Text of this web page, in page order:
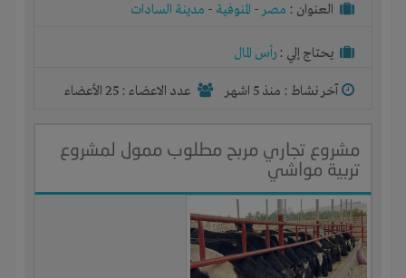
العنوان : مصر- المنوفية - مدينة السادات
يحتاج إلي : رأس المال
آخر نشاط : منذ 5 اشهر عدد الاعضاء : 25 الأعضاء
مشروع تجاري مربح مطلوب ممول لمشروع
تربية مواشي